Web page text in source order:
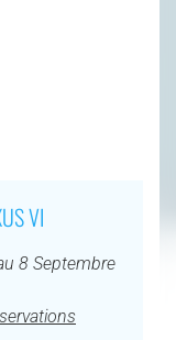
VI
8 Septembre